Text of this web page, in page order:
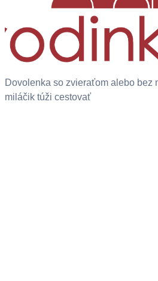
Dovolenka so zvieraťom alebo bez
miláčik túži cestovať